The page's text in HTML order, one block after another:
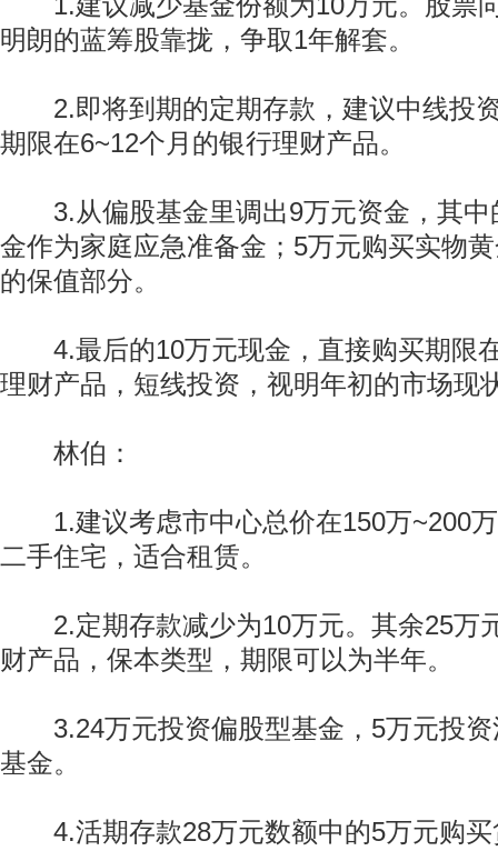
明朗的蓝筹股靠拢，争取1年解套。
2.即将到期的定期存款，建议中线投
期限在6~12个月的银行理财产品。
3.从偏股基金里调出9万元资金，其中
金作为家庭应急准备金；5万元购买实物
的保值部分。
4.最后的10万元现金，直接购买期限
理财产品，短线投资，视明年初的市场现
林伯：
1.建议考虑市中心总价在150万~200万
二手住宅，适合租赁。
2.定期存款减少为10万元。其余25万
财产品，保本类型，期限可以为半年。
3.24万元投资偏股型基金，5万元投资
基金。
4.活期存款28万元数额中的5万元购买